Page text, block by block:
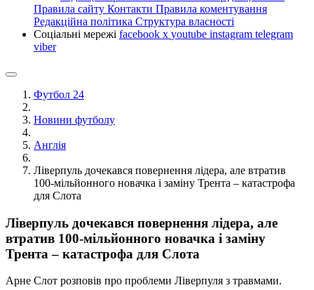
Правила сайту Контакти Правила коментування
Редакційна політика Структура власності
Соціальні мережі facebook x youtube instagram telegram
viber
Футбол 24
Новини футболу
Англія
Ліверпуль дочекався повернення лідера, але втратив
100-мільйонного новачка і заміну Трента – катастрофа
для Слота
Ліверпуль дочекався повернення лідера, але
втратив 100-мільйонного новачка і заміну
Трента – катастрофа для Слота
Арне Слот розповів про проблеми Ліверпуля з травмами.